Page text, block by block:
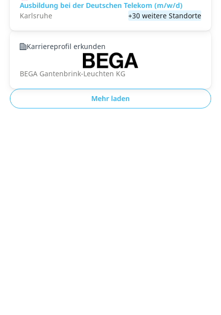
Ausbildung bei der Deutschen Telekom (m/w/d)
Karlsruhe
+30 weitere Standorte
Karriereprofil erkunden
BEGA Gantenbrink-Leuchten KG
Mehr laden